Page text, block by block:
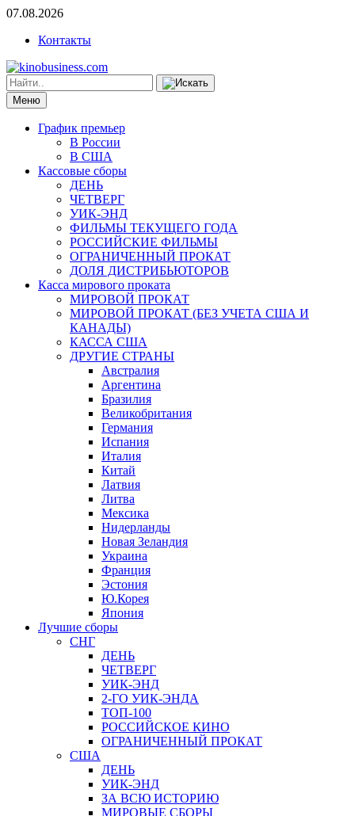
07.08.2026
Контакты
Меню
График премьер
В России
В США
Кассовые сборы
ДЕНЬ
ЧЕТВЕРГ
УИК-ЭНД
ФИЛЬМЫ ТЕКУЩЕГО ГОДА
РОССИЙСКИЕ ФИЛЬМЫ
ОГРАНИЧЕННЫЙ ПРОКАТ
ДОЛЯ ДИСТРИБЬЮТОРОВ
Касса мирового проката
МИРОВОЙ ПРОКАТ
МИРОВОЙ ПРОКАТ (БЕЗ УЧЕТА США И
КАНАДЫ)
КАССА США
ДРУГИЕ СТРАНЫ
Австралия
Аргентина
Бразилия
Великобритания
Германия
Испания
Италия
Китай
Латвия
Литва
Мексика
Нидерланды
Новая Зеландия
Украина
Франция
Эстония
Ю.Корея
Япония
Лучшие сборы
СНГ
ДЕНЬ
ЧЕТВЕРГ
УИК-ЭНД
2-ГО УИК-ЭНДА
ТОП-100
РОССИЙСКОЕ КИНО
ОГРАНИЧЕННЫЙ ПРОКАТ
США
ДЕНЬ
УИК-ЭНД
ЗА ВСЮ ИСТОРИЮ
МИРОВЫЕ СБОРЫ